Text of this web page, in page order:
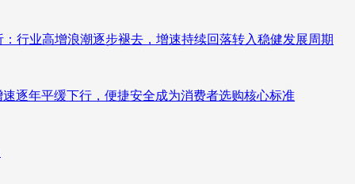
行业高增浪潮逐步褪去，增速持续回落转入稳健发展周期
逐年平缓下行，便捷安全成为消费者选购核心标准